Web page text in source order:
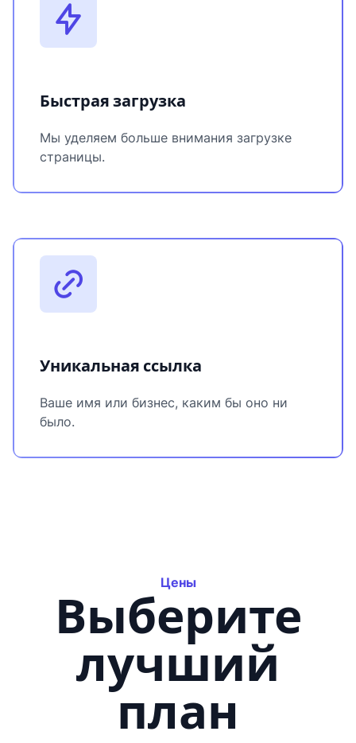
Быстрая загрузка
Мы уделяем больше внимания загрузке
страницы.
Уникальная ссылка
Ваше имя или бизнес, каким бы оно ни
было.
Цены
Выберите
лучший
план